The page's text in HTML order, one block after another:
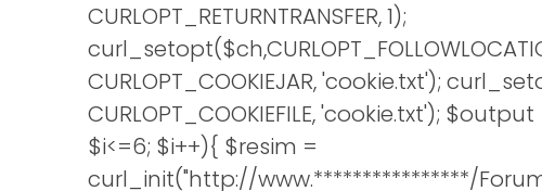
CURLOPT_RETURNTRANSFER, 1);
CURLOPT_COOKIEJAR, 'cookie.txt');
CURLOPT_COOKIEFILE, 'cookie.txt');
$i<=6; $i++){ $resim =
curl_init("http://www.****************/